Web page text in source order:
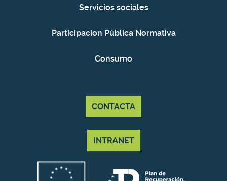
Servicios sociales
Participacion Pública Normativa
Consumo
CONTACTA
INTRANET